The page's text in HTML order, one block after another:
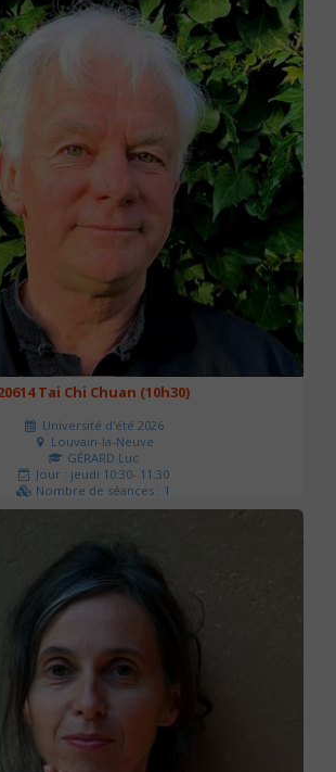
Tai Chi Chuan (10h30)
Université d'été 2026
Louvain-la-Neuve
GÉRARD Luc
Jour : jeudi 10:30- 11:30
Nombre de séances : 1
0 €